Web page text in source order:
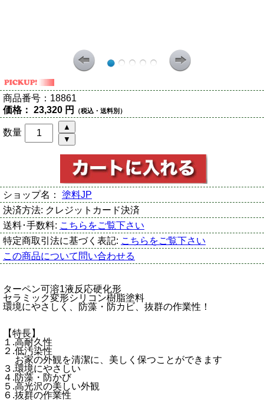
商品番号： 18861
価格： 23,320 円 （税込・送料別）
数量
ショップ名： 塗料JP
決済方法: クレジットカード決済
送料･手数料: こちらをご覧下さい
特定商取引法に基づく表記: こちらをご覧下さい
この商品について問い合わせる
ターペン可溶1液反応硬化形
セラミック変形シリコン樹脂塗料
環境にやさしく、防藻・防カビ、抜群の作業性！
【特長】
１.高耐久性
２.低汚染性
お家の外観を清潔に、美しく保つことができます
３.環境にやさしい
４.防藻・防かび
５.高光沢の美しい外観
６.抜群の作業性